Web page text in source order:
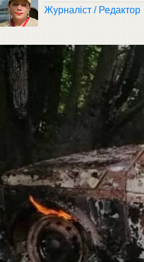
Журналіст / Редактор